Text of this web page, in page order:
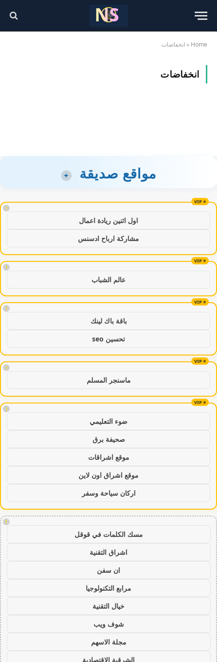
Home
» انخفاضات
انخفاضات
مواقع صديقة +
!
اول اثنين ريادة اعمال
مشاركة ارباح ادسنس
!
عالم الشباب
!
باقة باك لينك
تحسين seo
!
ماسنجر المسلم
!
ضوء التعليمي
صحيفة برق
موقع اشراقات
موقع اشراق اون لاين
اركان سياحة وسفر
!
مسك الكلمات في قوقل
اشراق التقنية
ان سفن
مرابع التكنولوجيا
خيال التقنية
شوف ويب
مجلة الاسهم
الشرقية الاقتصادية